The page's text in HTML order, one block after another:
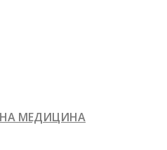
МЕДИЦИНА